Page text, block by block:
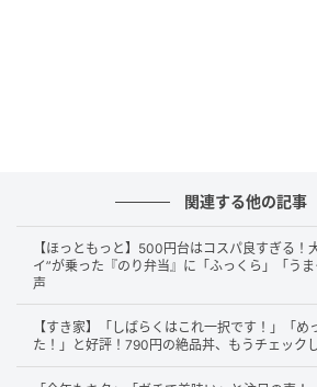
ル』シリーズ 人体のサバイバル 特
習漫画『科学漫画サバイバル』シリ
バイバル②』を、ハッピーセット用
ペシャルブック」なのだそう。
このように、紙製の袋に入れられ
した。
関連する他の記事
【ほっともっと】500円台はコスパ良すぎる！
イ”が乗った『のり弁当』に「ふっくら」「う
声
【すき家】「しばらくはこれ一択です！」「め
た！」と好評！790円の絶品丼、もうチェック